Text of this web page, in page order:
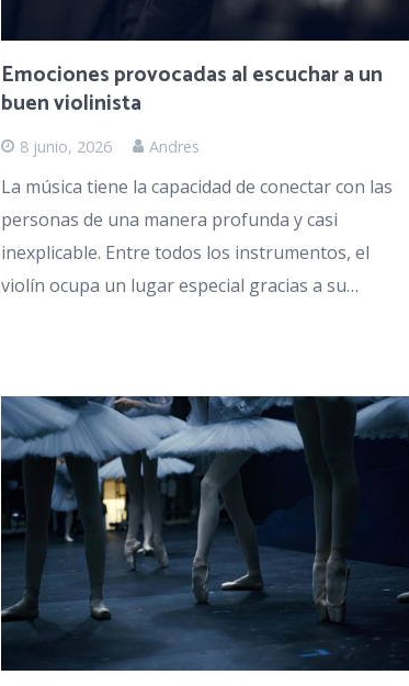
Emociones provocadas al escuchar a un
buen violinista
8 junio, 2026 Andres
La música tiene la capacidad de conectar con las
personas de una manera profunda y casi
inexplicable. Entre todos los instrumentos, el
violín ocupa un lugar especial gracias a su…